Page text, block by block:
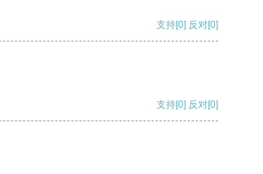
支持[0] 反对[0]
支持[0] 反对[0]